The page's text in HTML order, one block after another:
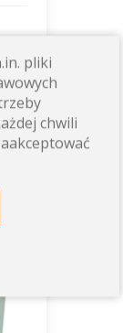
pliki
chwili